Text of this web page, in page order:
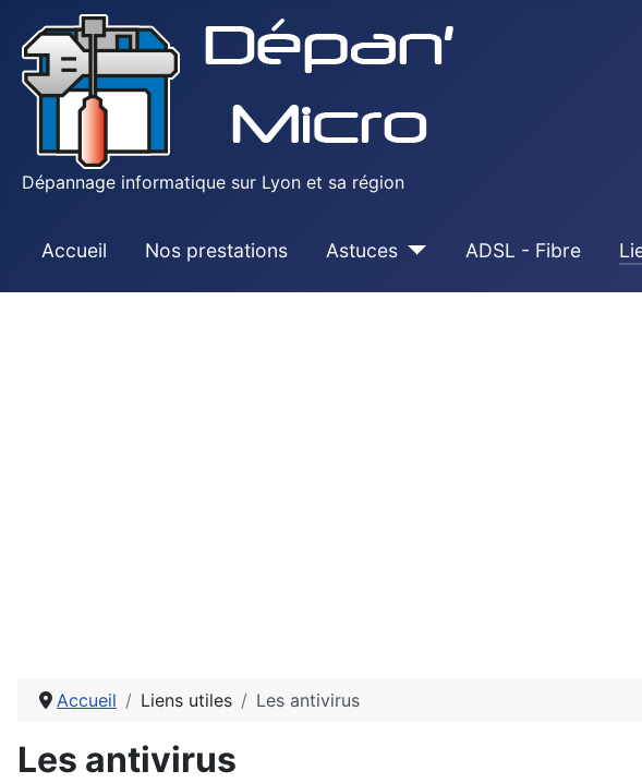
Dépannage informatique sur Lyon et sa région
Accueil Nos prestations Astuces ADSL - Fibre
Accueil Liens utiles Les antivirus
Les antivirus